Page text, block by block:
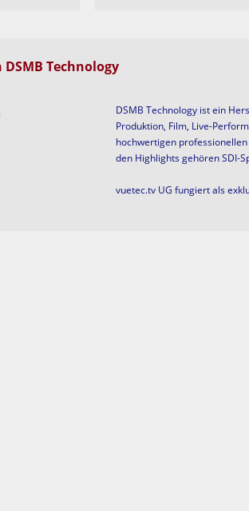
Technology
DSMB Technology ist ein
Produktion, Film, Live-
hochwertigen
den Highlights gehören SDI-
vuetec.tv UG fungiert als